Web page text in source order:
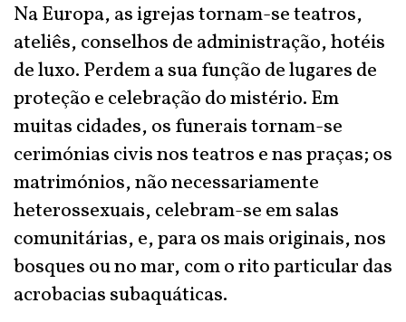
Na Europa, as igrejas tornam-se teatros,
ateliês, conselhos de administração, hotéis
de luxo. Perdem a sua função de lugares de
proteção e celebração do mistério. Em
muitas cidades, os funerais tornam-se
cerimónias civis nos teatros e nas praças; os
matrimónios, não necessariamente
heterossexuais, celebram-se em salas
comunitárias, e, para os mais originais, nos
bosques ou no mar, com o rito particular das
acrobacias subaquáticas.